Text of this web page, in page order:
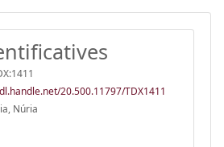
20.500.11797/TDX1411
Núria